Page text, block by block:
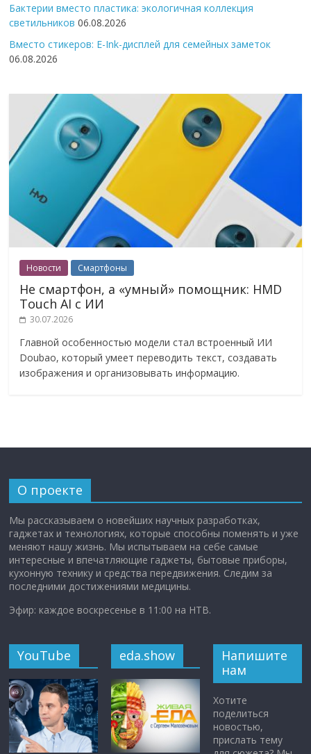
Бактерии вместо пластика: экологичная коллекция
светильников 06.08.2026
Вместо стикеров: E-Ink-дисплей для семейных заметок
06.08.2026
Новости Смартфоны
Не смартфон, а «умный» помощник: HMD
Touch AI с ИИ
30.07.2026
Главной особенностью модели стал встроенный ИИ
Doubao, который умеет переводить текст, создавать
изображения и организовывать информацию.
О проекте
Мы рассказываем о новейших научных разработках,
гаджетах и технологиях, которые способны поменять и уже
меняют нашу жизнь. Мы испытываем на себе самые
интересные и впечатляющие гаджеты, бытовые приборы,
кухонную технику и средства передвижения. Следим за
последними достижениями медицины.
Эфир: каждое воскресенье в 11:00 на НТВ.
YouTube eda.show
Напишите
нам
Хотите
поделиться
новостью,
прислать тему